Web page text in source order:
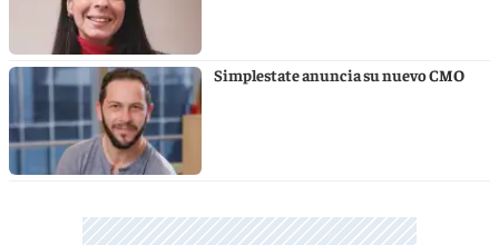
Simplestate anuncia su nuevo CMO